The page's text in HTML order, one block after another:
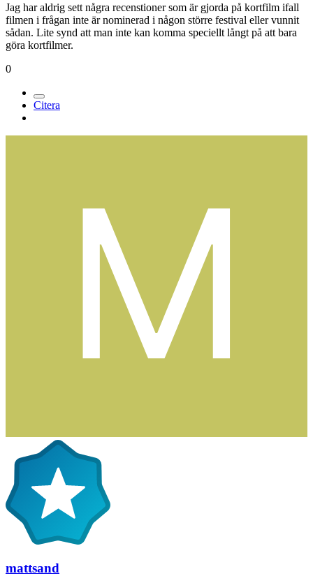
Jag har aldrig sett några recenstioner som är gjorda på kortfilm ifall
filmen i frågan inte är nominerad i någon större festival eller vunnit
sådan. Lite synd att man inte kan komma speciellt långt på att bara
göra kortfilmer.
0
Citera
mattsand